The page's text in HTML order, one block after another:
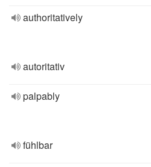
authoritatively
autoritativ
palpably
fühlbar